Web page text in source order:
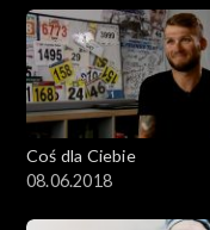
Coś dla Ciebie
08.06.2018